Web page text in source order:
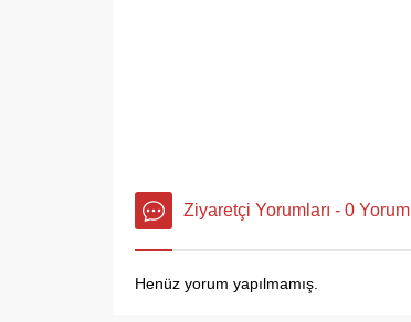
Ziyaretçi Yorumları - 0 Yorum
Henüz yorum yapılmamış.